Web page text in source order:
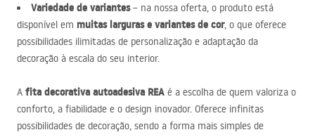
Variedade de variantes– na nossa oferta, o produto está
disponível em muitas larguras e variantes de cor, o que oferece
possibilidades ilimitadas de personalização e adaptação da
decoração à escala do seu interior.
A fita decorativa autoadesiva REA é a escolha de quem valoriza o
conforto, a fiabilidade e o design inovador. Oferece infinitas
possibilidades de decoração, sendo a forma mais simples de